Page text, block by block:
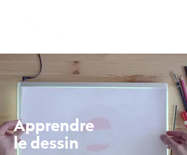
Apprendre
le dessin